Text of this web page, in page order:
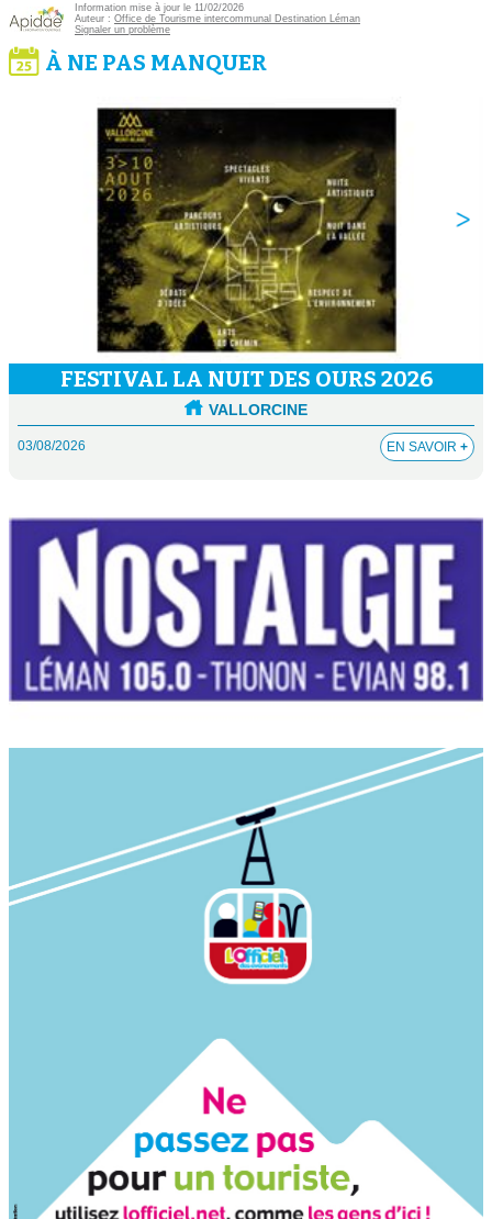
Information mise à jour le 11/02/2026
Auteur : Office de Tourisme intercommunal Destination Léman
Signaler un problème
À NE PAS MANQUER
FESTIVAL LA NUIT DES OURS 2026
VALLORCINE
03/08/2026 EN SAVOIR +